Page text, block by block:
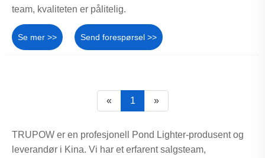
team, kvaliteten er pålitelig.
Se mer >> Send forespørsel >>
« 1 »
TRUPOW er en profesjonell Pond Lighter-produsent og
leverandør i Kina. Vi har et erfarent salgsteam,